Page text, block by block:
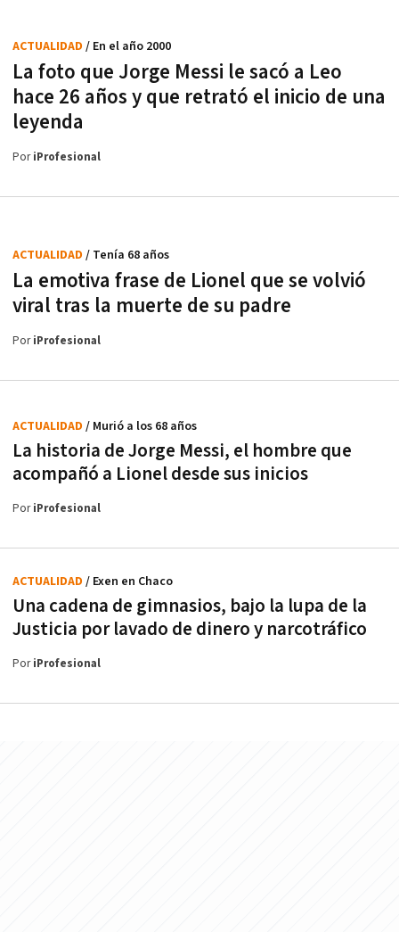
La foto que Jorge Messi le sacó a Leo
hace 26 años y que retrató el inicio de una
leyenda
ACTUALIDAD / En el año 2000
PoriProfesional
La emotiva frase de Lionel que se volvió
viral tras la muerte de su padre
ACTUALIDAD / Tenía 68 años
PoriProfesional
La historia de Jorge Messi, el hombre que
acompañó a Lionel desde sus inicios
ACTUALIDAD / Murió a los 68 años
PoriProfesional
Una cadena de gimnasios, bajo la lupa de la
Justicia por lavado de dinero y narcotráfico
ACTUALIDAD / Exen en Chaco
PoriProfesional